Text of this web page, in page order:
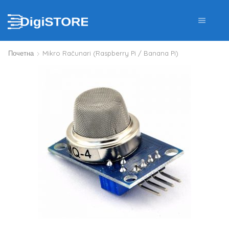
Почетна Mikro Računari (Raspberry Pi / Banana Pi)